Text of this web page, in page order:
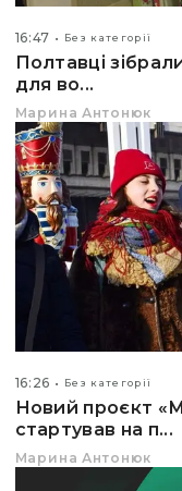
16:47 Без категорії
Полтавці
для во...
Марина Антонюк
16:26 Без категорії
Новий проєкт
стартував на п...
Марина Антонюк